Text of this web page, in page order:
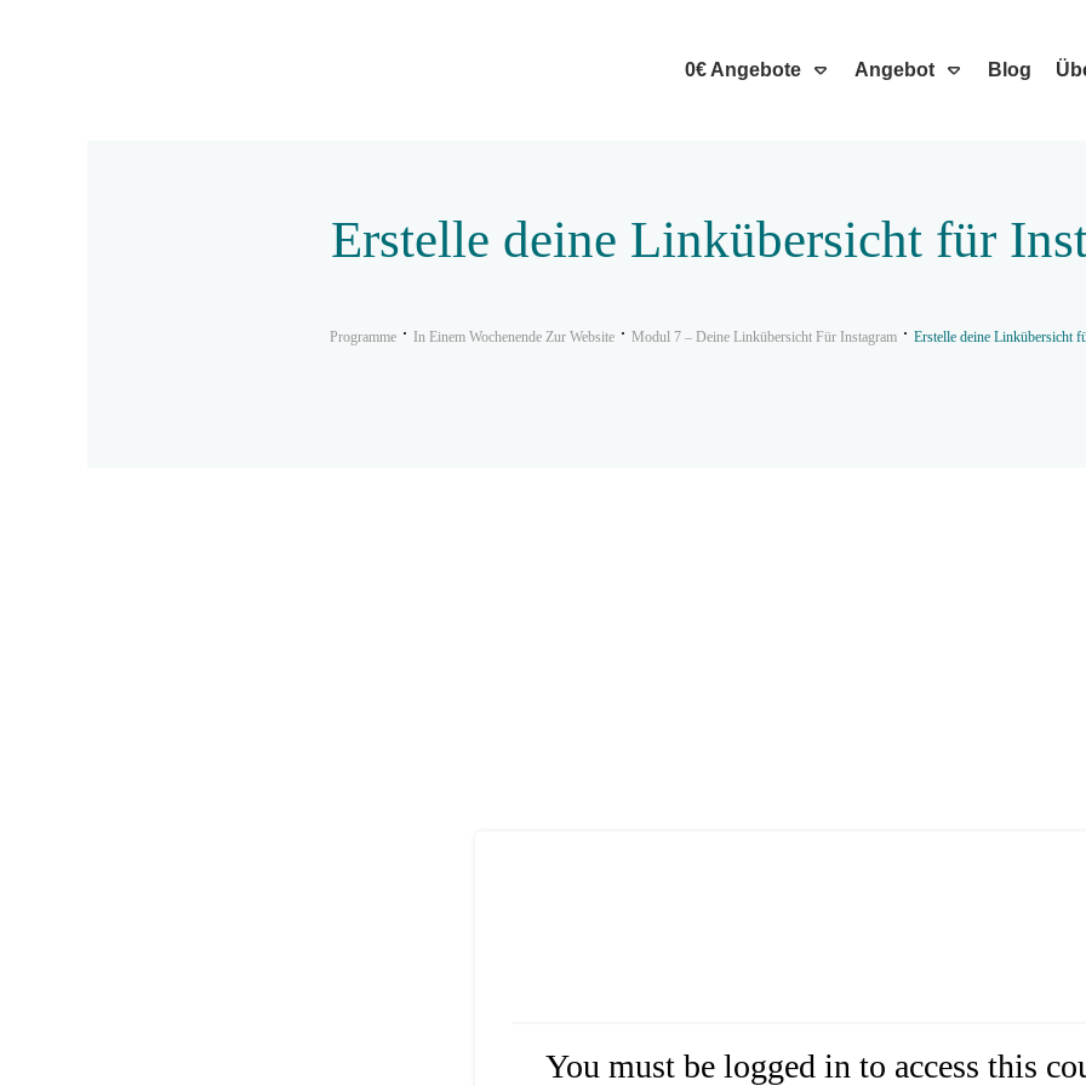
0€ Angebote Angebot Blog
Erstelle deine Linkübersicht für
Programme In Einem Wochenende Zur Website Modul 7 – Deine Linkübersicht Für Instagram Erstelle deine Linkübersicht
You must be logged in to access this